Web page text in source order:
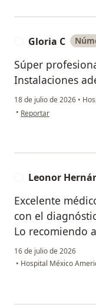
Gloria C
Súper
Instalaciones
18 de julio de 2026 •
• en opinión del usuario
Reportar
Leonor
Excelente
con el
Lo recomiendo
16 de julio de 2026
• Hospital México